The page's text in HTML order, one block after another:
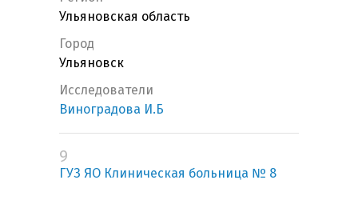
Ульяновская область
Город
Ульяновск
Исследователи
Виноградова И.Б
9
ГУЗ ЯО Клиническая больница № 8